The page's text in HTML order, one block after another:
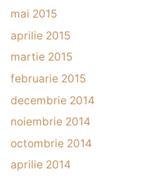
mai 2015
aprilie 2015
martie 2015
februarie 2015
decembrie 2014
noiembrie 2014
octombrie 2014
aprilie 2014